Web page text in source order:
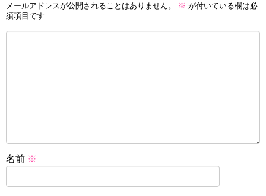
メールアドレスが公開されることはありません。 ※ が付いている欄は必
須項目です
名前 ※